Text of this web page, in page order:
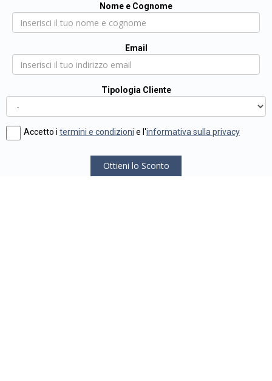
Nome e Cognome
Email
Tipologia Cliente
Accetto i termini e condizioni e l'informativa sulla privacy
Ottieni lo Sconto